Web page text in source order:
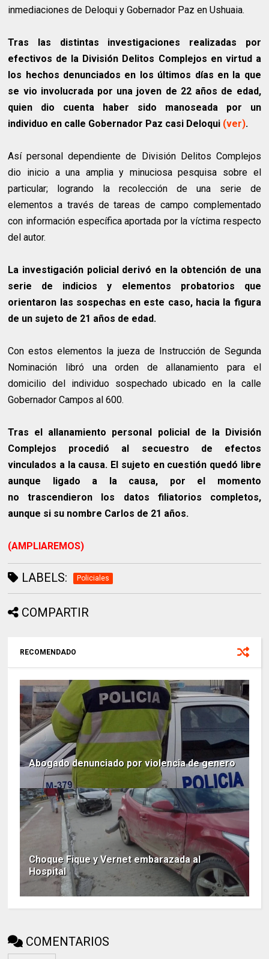
inmediaciones de Deloqui y Gobernador Paz en Ushuaia.
Tras las distintas investigaciones realizadas por
efectivos de la División Delitos Complejos en virtud a
los hechos denunciados en los últimos días en la que
se vio involucrada por una joven de 22 años de edad,
quien dio cuenta haber sido manoseada por un
individuo en calle Gobernador Paz casi Deloqui (ver).
Así personal dependiente de División Delitos Complejos
dio inicio a una amplia y minuciosa pesquisa sobre el
particular; logrando la recolección de una serie de
elementos a través de tareas de campo complementado
con información específica aportada por la víctima respecto
del autor.
La investigación policial derivó en la obtención de una
serie de indicios y elementos probatorios que
orientaron las sospechas en este caso, hacia la figura
de un sujeto de 21 años de edad.
Con estos elementos la jueza de Instrucción de Segunda
Nominación libró una orden de allanamiento para el
domicilio del individuo sospechado ubicado en la calle
Gobernador Campos al 600.
Tras el allanamiento personal policial de la División
Complejos procedió al secuestro de efectos
vinculados a la causa. El sujeto en cuestión quedó libre
aunque ligado a la causa, por el momento
no trascendieron los datos filiatorios completos,
aunque si su nombre Carlos de 21 años.
(AMPLIAREMOS)
LABELS: Policiales
COMPARTIR
RECOMENDADO
Abogado denunciado por violencia de genero
Choque Fique y Vernet embarazada al
Hospital
COMENTARIOS